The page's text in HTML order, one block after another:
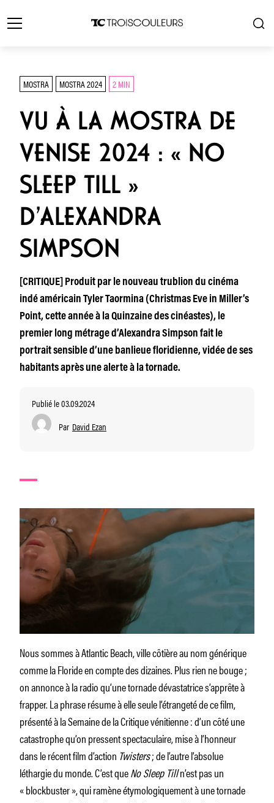
MOSTRA MOSTRA 2024 2 MIN
VU À LA MOSTRA DE
VENISE 2024 : « NO
SLEEP TILL »
D’ALEXANDRA
SIMPSON
[CRITIQUE] Produit par le nouveau trublion du cinéma
indé américain Tyler Taormina (Christmas Eve in Miller’s
Point, cette année à la Quinzaine des cinéastes), le
premier long métrage d’Alexandra Simpson fait le
portrait sensible d’une banlieue floridienne, vidée de ses
habitants après une alerte à la tornade.
Publié le 03.09.2024
Par David Ezan
Nous sommes à Atlantic Beach, ville côtière au nom générique
comme la Floride en compte des dizaines. Plus rien ne bouge ;
on annonce à la radio qu’une tornade dévastatrice s’apprête à
frapper. La phrase résume à elle seule l’étrangeté de ce film,
présenté à la Semaine de la Critique vénitienne : d’un côté une
catastrophe qu’on pressent spectaculaire, mise à l’honneur
dans le récent film d’action Twisters; de l’autre l’absolue
léthargie du monde. C’est queNo Sleep Tilln’est pas un
« blockbuster », qui ramène étymologiquement à une tornade